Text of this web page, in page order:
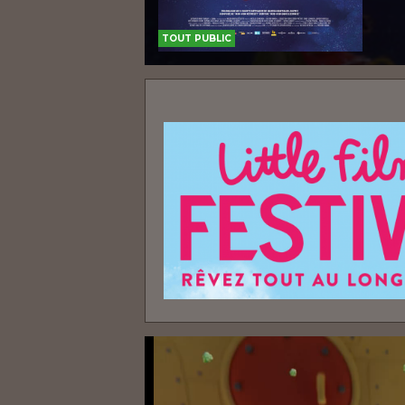
TOUT PUBLIC